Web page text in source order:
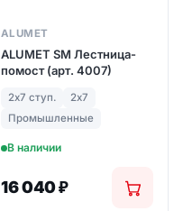
ALUMET
ALUMET SM Лестница-
помост (арт. 4007)
2х7 ступ.
2х7
Промышленные
В наличии
16 040₽